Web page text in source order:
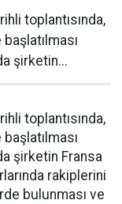
toplantısında,
şirketin...
toplantısında,
şirketin Fransa
rakiplerini
bulunması ve